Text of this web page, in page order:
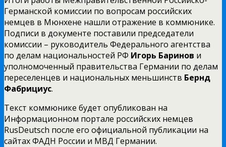
Германской комиссии по вопросам российских
немцев в Мюнхене нашли отражение в коммюнике.
Подписи в документе поставили председатели
комиссии – руководитель Федерального агентства
по делам национальностей РФ Игорь Баринов и
уполномоченный правительства Германии по делам
переселенцев и национальных меньшинств Бернд
Фабрициус.
Текст коммюнике будет опубликован на
Информационном портале российских немцев
RusDeutsch после его официальной публикации на
сайтах ФАДН России и МВД Германии.